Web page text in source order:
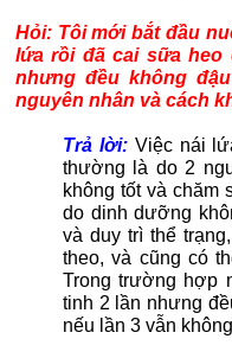
Hỏi: Tôi mới bắt đầu
lứa rồi đã cai sữa heo
nhưng đều không
nguyên nhân và cách
Trả lời: Việc nái
thường là do 2
không tốt và chăm
do dinh dưỡng
và duy trì thể
theo, và cũng có
Trong trường hợp
tinh 2 lần nhưng
nếu lần 3 vẫn